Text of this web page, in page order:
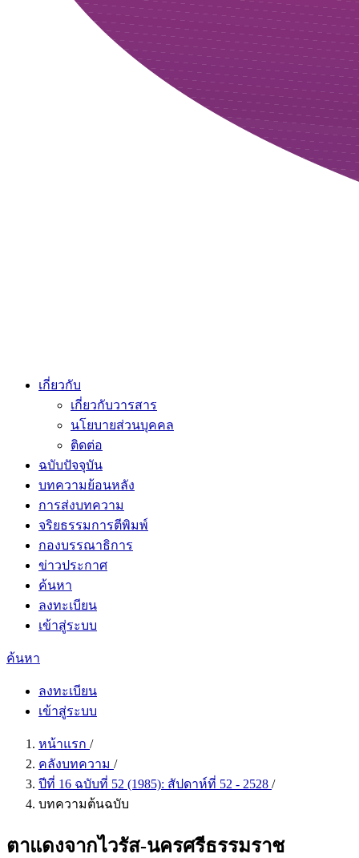
เกี่ยวกับ
เกี่ยวกับวารสาร
นโยบายส่วนบุคคล
ติดต่อ
ฉบับปัจจุบัน
บทความย้อนหลัง
การส่งบทความ
จริยธรรมการตีพิมพ์
กองบรรณาธิการ
ข่าวประกาศ
ค้นหา
ลงทะเบียน
เข้าสู่ระบบ
ค้นหา
ลงทะเบียน
เข้าสู่ระบบ
หน้าแรก /
คลังบทความ /
ปีที่ 16 ฉบับที่ 52 (1985): สัปดาห์ที่ 52 - 2528 /
บทความต้นฉบับ
ตาแดงจากไวรัส-นครศรีธรรมราช